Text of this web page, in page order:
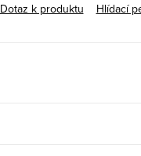
Dotaz k produktu
Hlídací